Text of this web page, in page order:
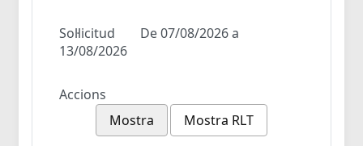
Sol·licitud
De 07/08/2026 a
13/08/2026
Accions
Mostra
Mostra RLT